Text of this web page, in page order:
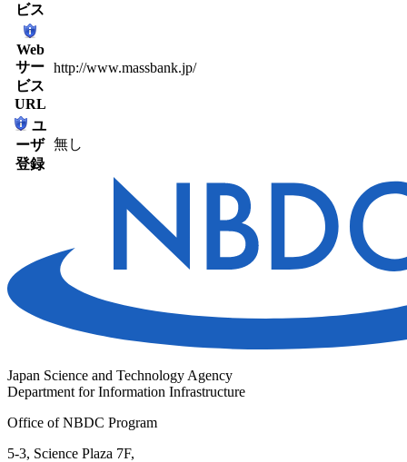
ビス
Web
サー
ビス
URL
http://www.massbank.jp/
ユ
ーザ
登録
無し
Japan Science and Technology Agency
Department for Information Infrastructure
Office of NBDC Program
5-3, Science Plaza 7F,